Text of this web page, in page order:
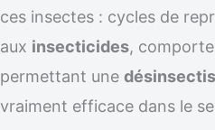
ces insectes : cycles de
aux insecticides,
permettant une
vraiment efficace dans le